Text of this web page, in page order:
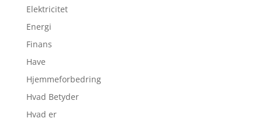
Elektricitet
Energi
Finans
Have
Hjemmeforbedring
Hvad Betyder
Hvad er